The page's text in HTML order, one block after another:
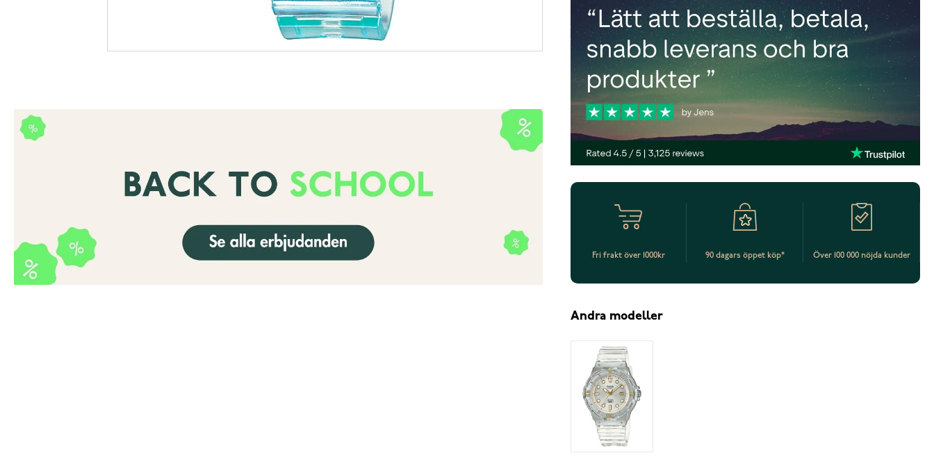
Fri frakt över 1000kr 90 dagars öppet köp* Över 100 000 nöjda kunder
Andra modeller